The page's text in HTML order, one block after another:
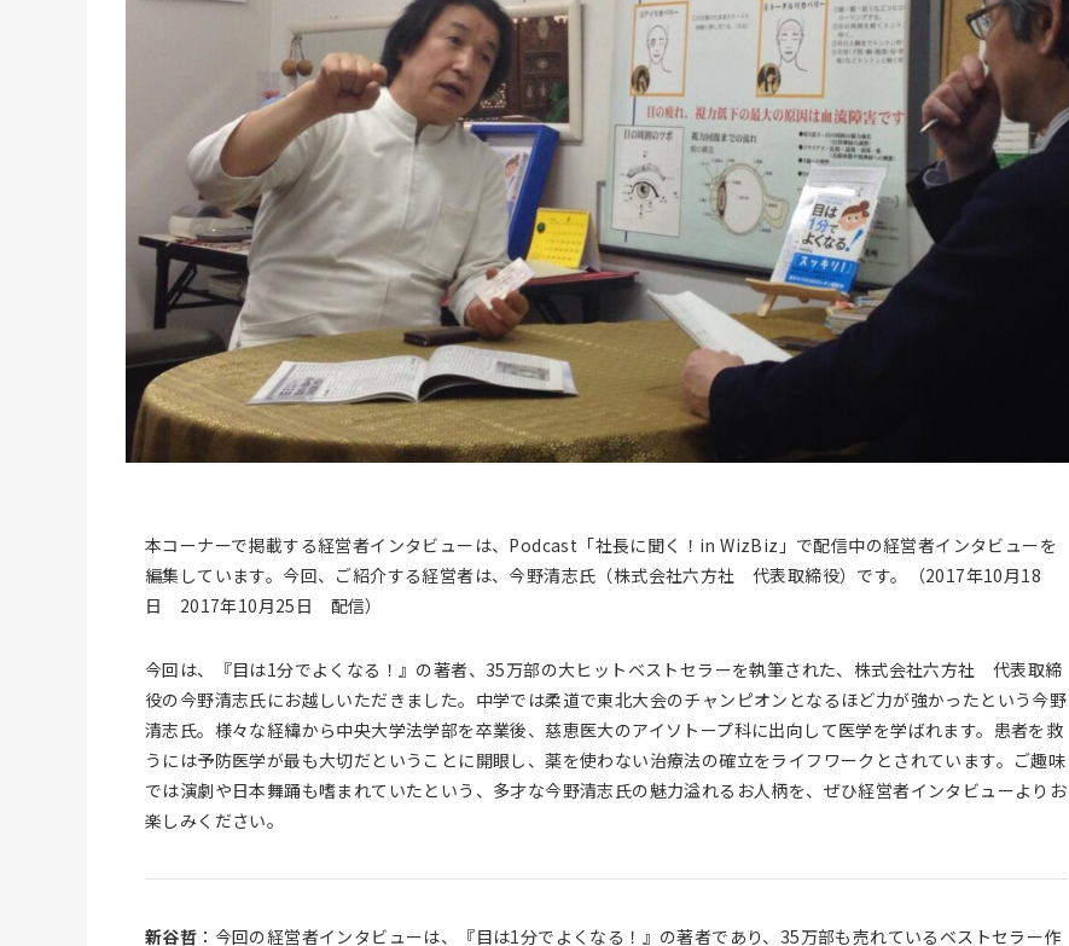
本コーナーで掲載する経営者インタビューは、Podcast「社長に聞く！in WizBiz」で配信中の経営者インタビューを
編集しています。今回、ご紹介する経営者は、今野清志氏（株式会社六方社 代表取締役）です。（2017年10月18
日 2017年10月25日 配信）
今回は、『目は1分でよくなる！』の著者、35万部の大ヒットベストセラーを執筆された、株式会社六方社 代表取締
役の今野清志氏にお越しいただきました。中学では柔道で東北大会のチャンピオンとなるほど力が強かったという今野
清志氏。様々な経緯から中央大学法学部を卒業後、慈恵医大のアイソトープ科に出向して医学を学ばれます。患者を救
うには予防医学が最も大切だということに開眼し、薬を使わない治療法の確立をライフワークとされています。ご趣味
では演劇や日本舞踊も嗜まれていたという、多才な今野清志氏の魅力溢れるお人柄を、ぜひ経営者インタビューよりお
楽しみください。
新谷哲 ：今回の経営者インタビューは、『目は1分でよくなる！』の著者であり、35万部も売れているベストセラー作